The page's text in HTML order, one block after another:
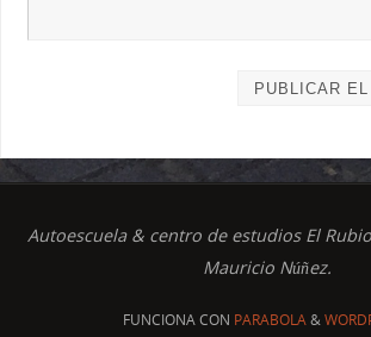
Autoescuela & centro de estudios El
Mauricio Núñez.
FUNCIONA CON PARABOLA&